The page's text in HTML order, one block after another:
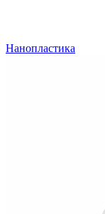
Нанопластика